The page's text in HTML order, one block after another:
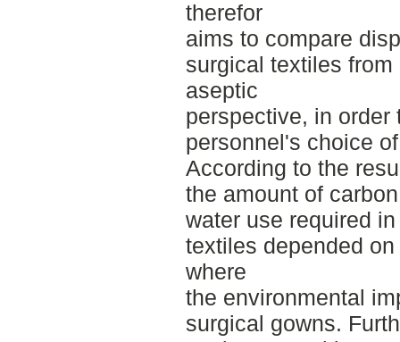
therefor
aims to compare
surgical textiles
aseptic
perspective, in
personnel's choice
According to the
the amount of
water use required
textiles depended
where
the environmental
surgical gowns.